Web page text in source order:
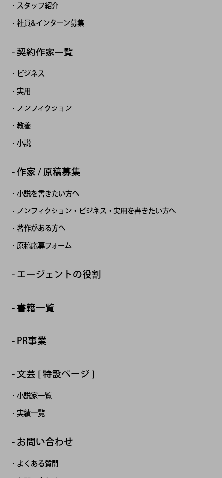
スタッフ紹介
社員&インターン募集
契約作家一覧
ビジネス
実用
ノンフィクション
教養
小説
作家 / 原稿募集
小説を書きたい方へ
ノンフィクション・ビジネス・実用を書きたい方へ
著作がある方へ
原稿応募フォーム
エージェントの役割
書籍一覧
PR事業
文芸 [ 特設ページ ]
小説家一覧
実績一覧
お問い合わせ
よくある質問